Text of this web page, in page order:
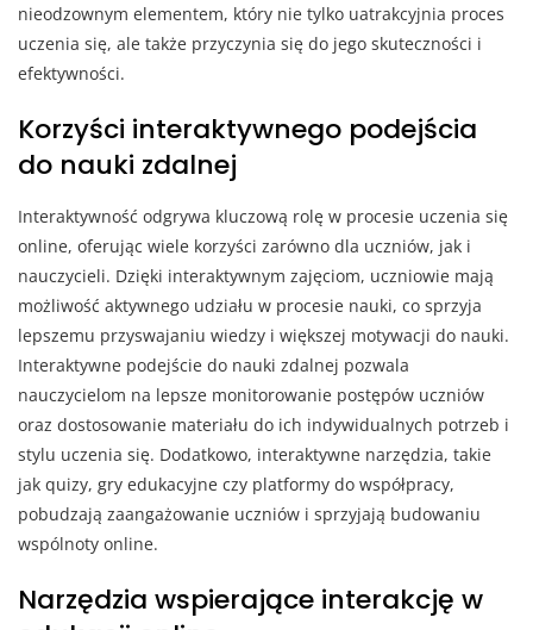
nieodzownym elementem, który nie tylko uatrakcyjnia proces
uczenia się, ale także przyczynia się do jego skuteczności i
efektywności.
Korzyści interaktywnego podejścia
do nauki zdalnej
Interaktywność odgrywa kluczową rolę w procesie uczenia się
online, oferując wiele korzyści zarówno dla uczniów, jak i
nauczycieli. Dzięki interaktywnym zajęciom, uczniowie mają
możliwość aktywnego udziału w procesie nauki, co sprzyja
lepszemu przyswajaniu wiedzy i większej motywacji do nauki.
Interaktywne podejście do nauki zdalnej pozwala
nauczycielom na lepsze monitorowanie postępów uczniów
oraz dostosowanie materiału do ich indywidualnych potrzeb i
stylu uczenia się. Dodatkowo, interaktywne narzędzia, takie
jak quizy, gry edukacyjne czy platformy do współpracy,
pobudzają zaangażowanie uczniów i sprzyjają budowaniu
wspólnoty online.
Narzędzia wspierające interakcję w